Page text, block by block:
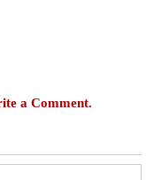
a Comment.